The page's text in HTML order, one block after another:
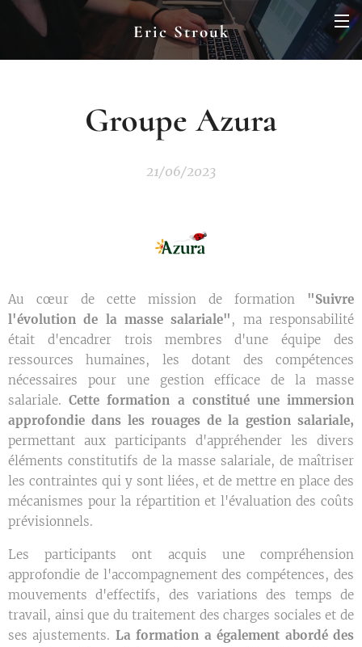
Eric Strouk
Groupe Azura
21/06/2023
Au cœur de cette mission de formation "Suivre
l'évolution de la masse salariale" , ma responsabilité
était d'encadrer trois membres d'une équipe des
ressources humaines, les dotant des compétences
nécessaires pour une gestion efficace de la masse
salariale.Cette formation a constitué une immersion
approfondie dans les rouages de la gestion salariale,
permettant aux participants d'appréhender les divers
éléments constitutifs de la masse salariale, de maîtriser
les contraintes qui y sont liées, et de mettre en place des
mécanismes pour la répartition et l'évaluation des coûts
prévisionnels.
Les participants ont acquis une compréhension
approfondie de l'accompagnement des compétences, des
mouvements d'effectifs, des variations des temps de
travail, ainsi que du traitement des charges sociales et de
ses ajustements. La formation a également abordé des